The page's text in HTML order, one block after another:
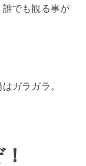
でも観る事が
ガラガラ。